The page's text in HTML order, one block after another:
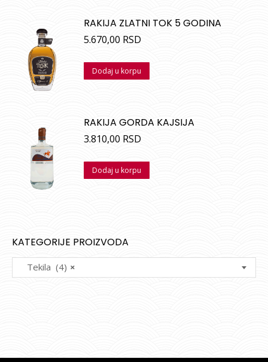
RAKIJA ZLATNI TOK 5 GODINA
5.670,00 RSD
Dodaj u korpu
RAKIJA GORDA KAJSIJA
3.810,00 RSD
Dodaj u korpu
KATEGORIJE PROIZVODA
×
Tekila (4)